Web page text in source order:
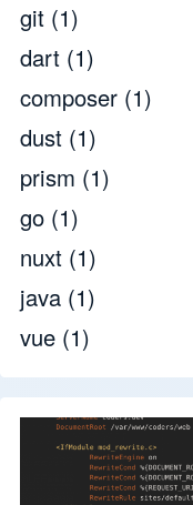
git (1)
dart (1)
composer (1)
dust (1)
prism (1)
go (1)
nuxt (1)
java (1)
vue (1)